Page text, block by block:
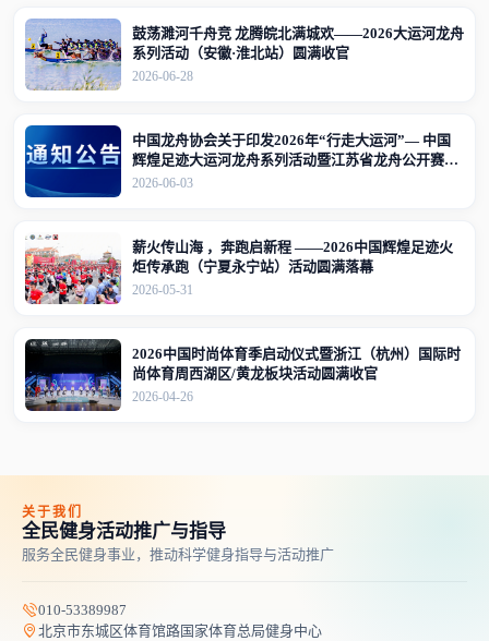
鼓荡濉河千舟竞 龙腾皖北满城欢——2026大运河龙舟
系列活动（安徽·淮北站）圆满收官
2026-06-28
中国龙舟协会关于印发2026年“行走大运河”— 中国
辉煌足迹大运河龙舟系列活动暨江苏省龙舟公开赛
（江苏·宜兴站）竞赛规程的通知
2026-06-03
薪火传山海 ，奔跑启新程 ——2026中国辉煌足迹火
炬传承跑（宁夏永宁站）活动圆满落幕
2026-05-31
2026中国时尚体育季启动仪式暨浙江（杭州）国际时
尚体育周西湖区/黄龙板块活动圆满收官
2026-04-26
关于我们
全民健身活动推广与指导
服务全民健身事业，推动科学健身指导与活动推广
010-53389987
北京市东城区体育馆路国家体育总局健身中心